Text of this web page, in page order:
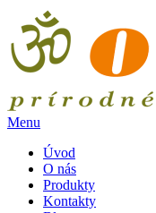
Menu
Úvod
O nás
Produkty
Kontakty